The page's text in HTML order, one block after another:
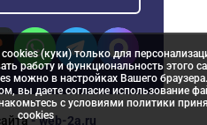
- web-2a.ru
(куки) только для
работу и функциональность этого
можно в настройках Вашего браузера.
вы даете согласие использование
с условиями политики
сookies